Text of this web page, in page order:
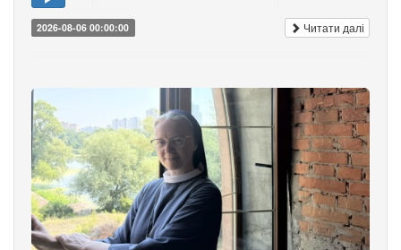
2026-08-06 00:00:00 Читати далі